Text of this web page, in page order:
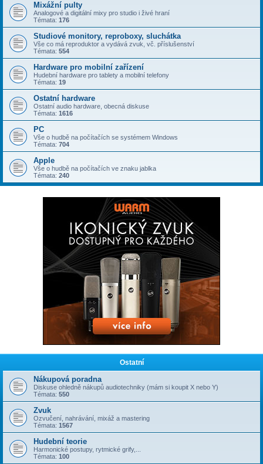
Mixážní pulty
Analogové a digitální mixy pro studio i živé hraní
Témata: 176
Studiové monitory, reproboxy, sluchátka
Vše co má reproduktor a vydává zvuk, vč. příslušenství
Témata: 554
Hardware pro mobilní zařízení
Hudební hardware pro tablety a mobilní telefony
Témata: 19
Ostatní hardware
Ostatní audio hardware, obecná diskuse
Témata: 1616
PC
Vše o hudbě na počítačích se systémem Windows
Témata: 704
Apple
Vše o hudbě na počítačích ve znaku jablka
Témata: 240
Ostatní
Nákupová poradna
Diskuse ohledně nákupů audiotechniky (mám si koupit X nebo Y)
Témata: 550
Zvuk
Ozvučení, nahrávání, mixáž a mastering
Témata: 1567
Hudební teorie
Harmonické postupy, rytmické grify,...
Témata: 100